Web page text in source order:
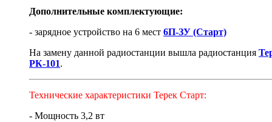
Дополнительные комплектующие:
- зарядное устройство на 6 мест 6П-ЗУ (Старт)
На замену данной радиостанции вышла радиостанция
РК-101.
Технические характеристики Терек Старт:
- Мощность 3,2 вт